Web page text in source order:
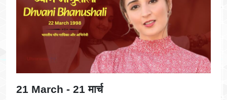
21 March - 21 मार्च